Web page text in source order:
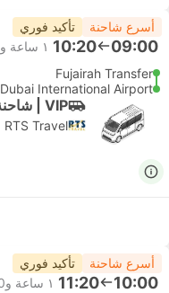
أسرع شاحنة تأكيد فوري
09:00
10:20 ١ ساعة و‫20 دقائق
Fujairah Transfer
Dubai International Airport
VIP | شاحنة
RTS Travel
أسرع شاحنة تأكيد فوري
10:00
11:20 ١ ساعة و‫20 دقائق